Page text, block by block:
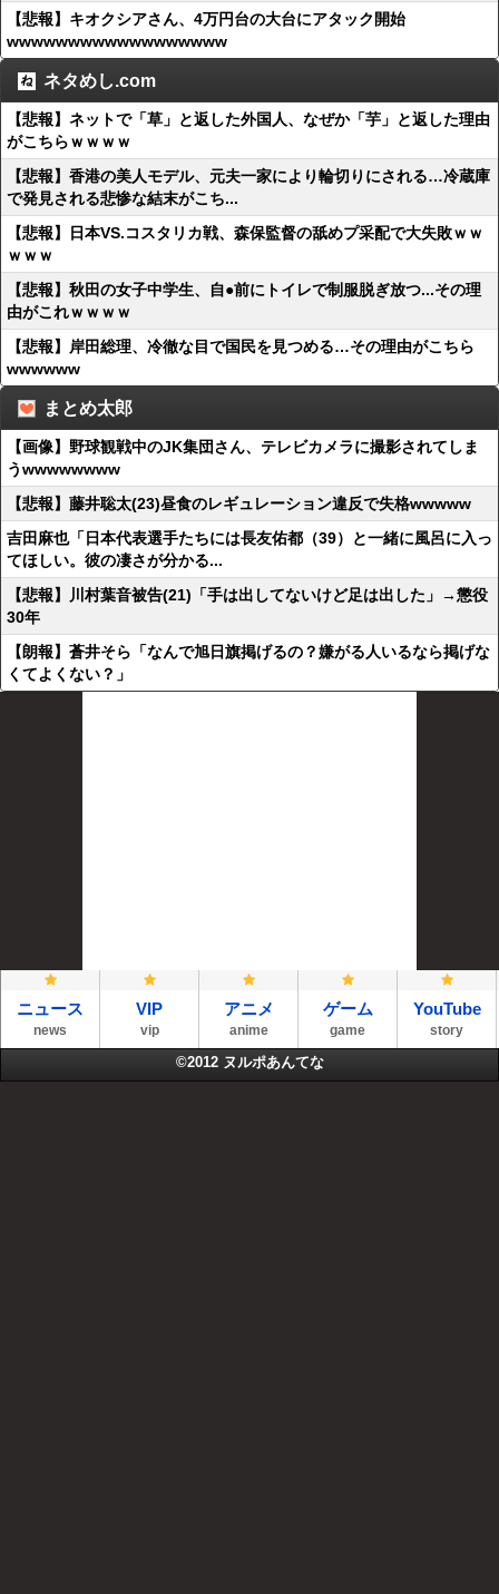
【悲報】キオクシアさん、4万円台の大台にアタック開始
wwwwwwwwwwwwwwwwww
ネタめし.com
【悲報】ネットで「草」と返した外国人、なぜか「芋」と返した理由
がこちらｗｗｗｗ
【悲報】香港の美人モデル、元夫一家により輪切りにされる…冷蔵庫
で発見される悲惨な結末がこち...
【悲報】日本VS.コスタリカ戦、森保監督の舐めプ采配で大失敗ｗｗ
ｗｗｗ
【悲報】秋田の女子中学生、自●前にトイレで制服脱ぎ放つ...その理
由がこれｗｗｗｗ
【悲報】岸田総理、冷徹な目で国民を見つめる…その理由がこちら
wwwwww
まとめ太郎
【画像】野球観戦中のJK集団さん、テレビカメラに撮影されてしま
うwwwwwwww
【悲報】藤井聡太(23)昼食のレギュレーション違反で失格wwwww
吉田麻也「日本代表選手たちには長友佑都（39）と一緒に風呂に入っ
てほしい。彼の凄さが分かる...
【悲報】川村葉音被告(21)「手は出してないけど足は出した」→懲役
30年
【朗報】蒼井そら「なんで旭日旗掲げるの？嫌がる人いるなら掲げな
くてよくない？」
ニュース
news
VIP
vip
アニメ
anime
ゲーム
game
YouTube
story
©2012 ヌルポあんてな